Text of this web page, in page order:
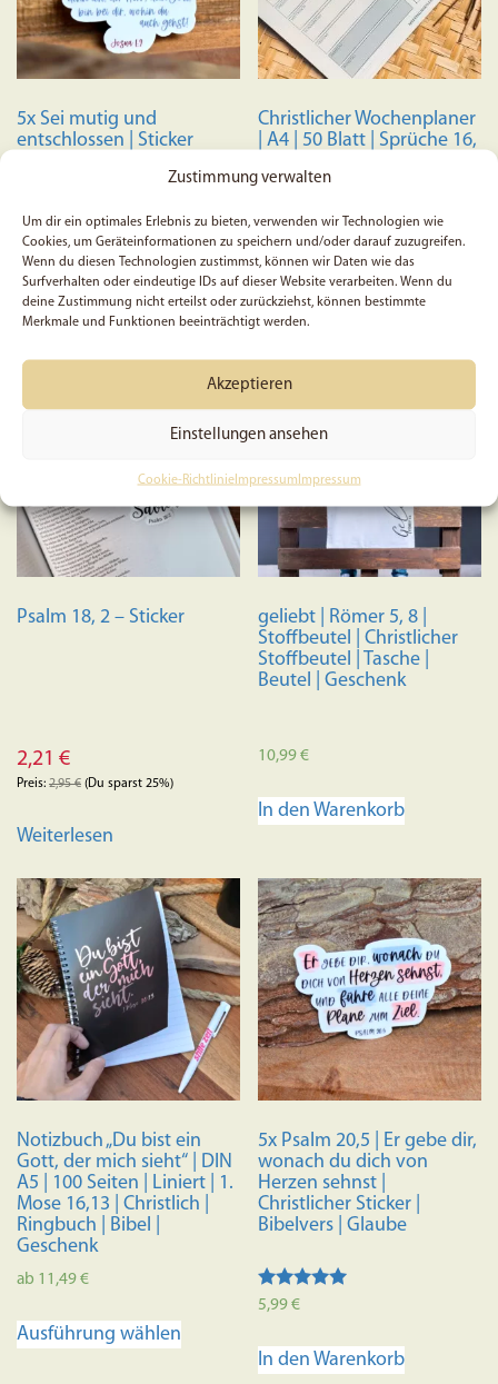
Zustimmung verwalten
Um dir ein optimales Erlebnis zu bieten, verwenden wir Technologien wie
Cookies, um Geräteinformationen zu speichern und/oder darauf zuzugreifen.
Wenn du diesen Technologien zustimmst, können wir Daten wie das
Surfverhalten oder eindeutige IDs auf dieser Website verarbeiten. Wenn du
deine Zustimmung nicht erteilst oder zurückziehst, können bestimmte
Merkmale und Funktionen beeinträchtigt werden.
Akzeptieren
Einstellungen ansehen
Cookie-RichtlinieImpressum Impressum
5x Sei mutig und
entschlossen | Sticker
Christlich | Glaube |
Jesus | Vinyl | Aufkleber
5,99€
In den Warenkorb
Christlicher Wochenplaner
| A4 | 50 Blatt | Sprüche 16,
Zeit | Glaube
9,49€
In den Warenkorb
AUSVERKAUFT
Psalm 18, 2 – Sticker
2,21 €
Preis: 2,95€ (Du sparst 25%)
Weiterlesen
geliebt | Römer 5, 8 |
Stoffbeutel | Christlicher
Stoffbeutel | Tasche |
Beutel | Geschenk
10,99€
In den Warenkorb
Notizbuch „Du bist ein
Gott, der mich sieht“ | DIN
A5 | 100 Seiten | Liniert | 1.
Mose 16,13 | Christlich |
Ringbuch | Bibel |
Geschenk
ab 11,49€
Ausführung wählen
5x Psalm 20,5 | Er gebe dir,
wonach du dich von
Herzen sehnst |
Christlicher Sticker |
Bibelvers | Glaube
Bewertet mit
5,99€
In den Warenkorb